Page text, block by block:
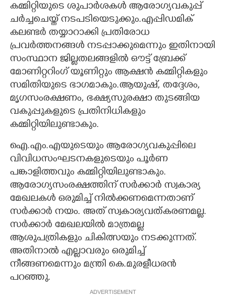
കമ്മിറ്റിയുടെ ശുപാർശകൾ ആരോഗ്യവകുപ്പ്
ചർച്ചചെയ്ത് നടപടിയെടുക്കും.എപ്പിഡമിക്
കലണ്ടർ തയ്യാറാക്കി പ്രതിരോധ
പ്രവർത്തനങ്ങൾ നടപ്പാക്കുമെന്നും ഇതിനായി
സംസ്ഥാന ജില്ലതലങ്ങളിൽ ഔട്ട് ബ്രേക്ക്
മോണിറ്ററിംഗ് യൂണിറ്റും ആക്ഷൻ കമ്മിറ്റികളും
സമിതിയുടെ ഭാഗമാകും.ആയുഷ്, തദ്ദേശം,
മൃഗസംരക്ഷണം, ഭക്ഷ്യസുരക്ഷാ തുടങ്ങിയ
വകുപ്പുകളുടെ പ്രതിനിധികളും
കമ്മിറ്റിയിലുണ്ടാകും.
ഐ.എം.എയുടെയും ആരോഗ്യവകുപ്പിലെ
വിവിധസംഘടനകളുടെയും പൂർണ
പങ്കാളിത്തവും കമ്മിറ്റിയിലുണ്ടാകും.
ആരോഗ്യസംരക്ഷത്തിന് സർക്കാർ സ്വകാര്യ
മേഖലകൾ ഒരുമിച്ച് നിൽക്കണമെന്നതാണ്
സർക്കാർ നയം. അത് സ്വകാര്യവത്കരണമല്ല.
സർക്കാർ മേഖലയിൽ മാത്രമല്ല
ആശുപത്രികളും ചികിത്സയും നടക്കുന്നത്.
അതിനാൽ എല്ലാവരും ഒരുമിച്ച്
നീങ്ങണമെന്നും മന്ത്രി കെ.മുരളീധരൻ
പറഞ്ഞു.
ADVERTISEMENT